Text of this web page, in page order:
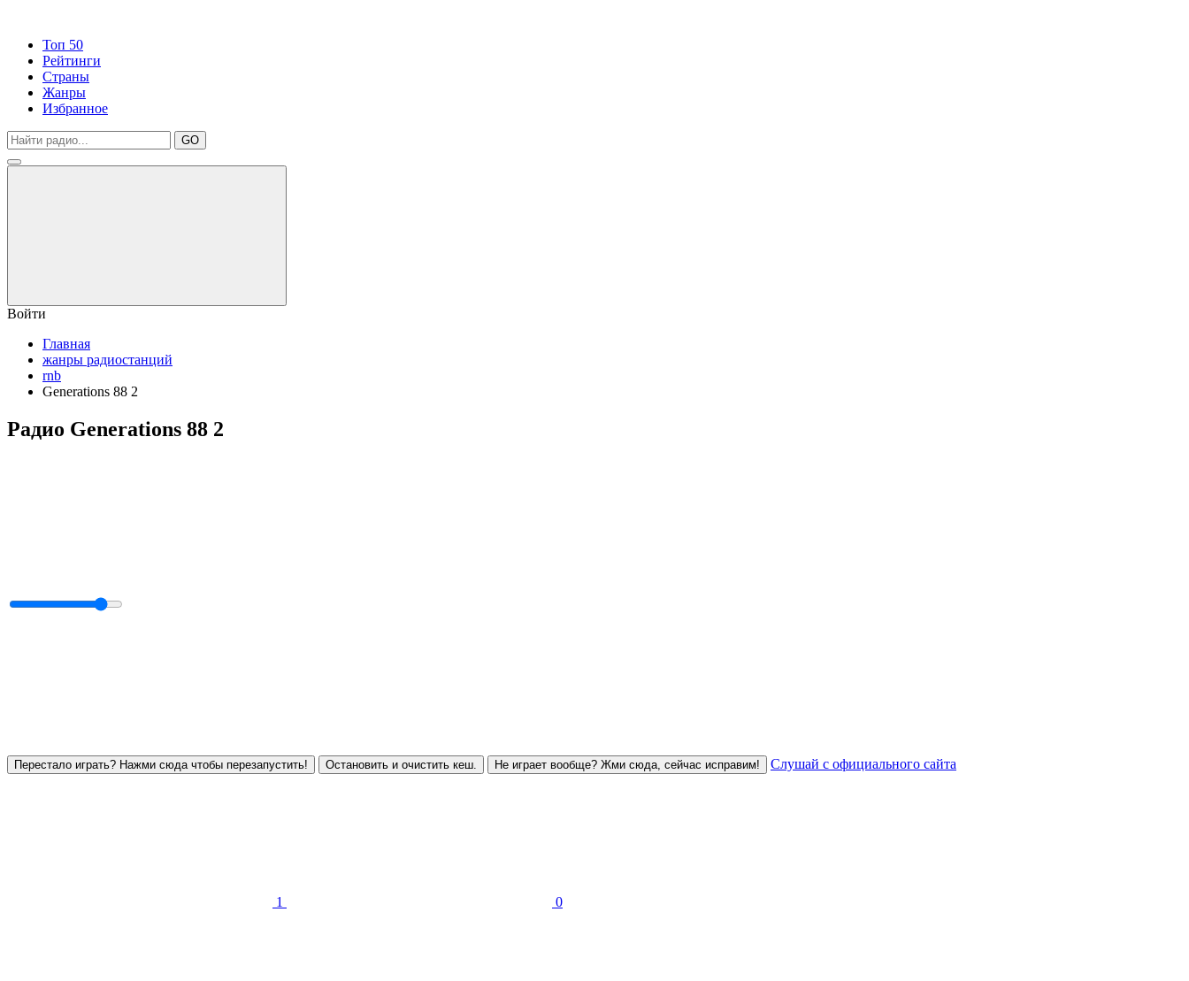
Топ 50
Рейтинги
Страны
Жанры
Избранное
GO
Войти
Главная
жанры радиостанций
rnb
Generations 88 2
Радио Generations 88 2
Перестало играть? Нажми сюда чтобы перезапустить! Остановить и очистить кеш. Не играет вообще? Жми сюда, сейчас исправим! Слушай с официального сайта
1 0